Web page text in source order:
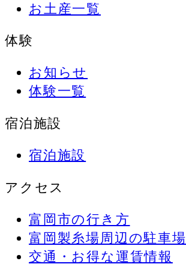
お土産一覧
体験
お知らせ
体験一覧
宿泊施設
宿泊施設
アクセス
富岡市の行き方
富岡製糸場周辺の駐車場
交通・お得な運賃情報